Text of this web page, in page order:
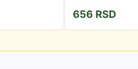
Kapacitet do
100 color MFP M175,
656 RSD